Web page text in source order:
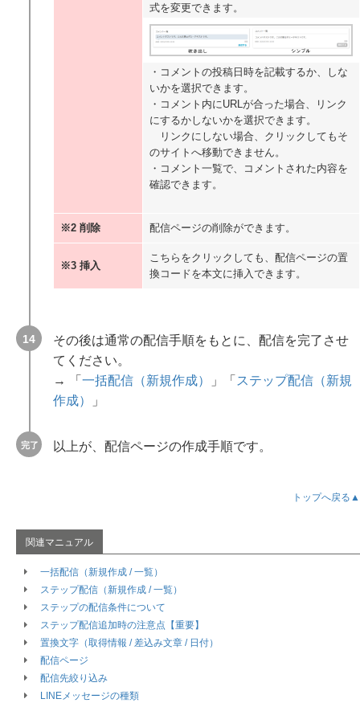
式を変更できます。
・コメントの投稿日時を記載するか、しな
いかを選択できます。
・コメント内にURLが合った場合、リンク
にするかしないかを選択できます。
リンクにしない場合、クリックしてもそ
のサイトへ移動できません。
・コメント一覧で、コメントされた内容を
確認できます。
※2 削除 配信ページの削除ができます。
※3 挿入
こちらをクリックしても、配信ページの置
換コードを本文に挿入できます。
その後は通常の配信手順をもとに、配信を完了させ
てください。
→ 「 一括配信（新規作成） 」「 ステップ配信（新規
作成）
」
以上が、配信ページの作成手順です。
トップへ戻る▲
一括配信（新規作成 / 一覧）
ステップ配信（新規作成 / 一覧）
ステップの配信条件について
ステップ配信追加時の注意点【重要】
置換文字（取得情報 / 差込み文章 / 日付）
配信ページ
配信先絞り込み
LINEメッセージの種類
新規LINE友だち追加作成 / 一覧の見方
新規登録フォーム作成 / 一覧の見方
個別読者リストの見方/編集
配信対象から除外される仕組みについて
日程一覧
セミナー設定
自動通知
保存管理
タグ管理
差込み文章
配信条件
送信名・アイコン管理
設定
LINE連携設定
LINE管理者設定
顧客データベース設定
セグメント設定
セグメント
新規セグメント作成 / 一覧の見方
セグメント詳細